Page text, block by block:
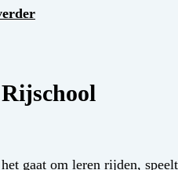
gaat om leren rijden,